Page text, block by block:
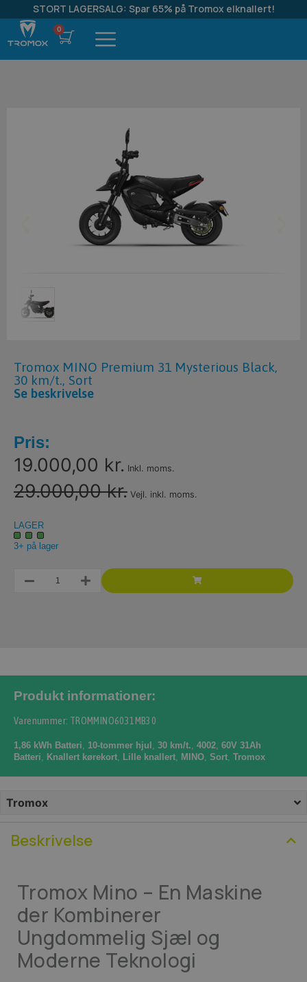
STORT LAGERSALG: Spar 65% på Tromox elknallert!
Tromox MINO Premium 31 Mysterious Black,
30 km/t., Sort
Se beskrivelse
Pris:
19.000,00 kr. Inkl. moms.
29.000,00 kr. Vejl. inkl. moms.
LAGER
3+ på lager
Produkt informationer:
Varenummer: TROMMINO6031MB30
1,86 kWh Batteri, 10-tommer hjul , 30 km/t., 4002, 60V 31Ah
Batteri, Knallert kørekort, Lille knallert, MINO, Sort, Tromox
Tromox
Beskrivelse
Tromox Mino – En Maskine
der Kombinerer
Ungdommelig Sjæl og
Moderne Teknologi